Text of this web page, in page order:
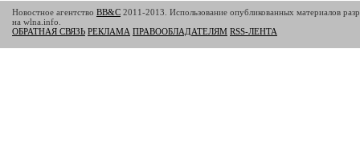
Новостное агентство BB&C 2011-2013. Использование опубликованных материалов
на wlna.info.
ОБРАТНАЯ СВЯЗЬ РЕКЛАМА ПРАВООБЛАДАТЕЛЯМ RSS-ЛЕНТА